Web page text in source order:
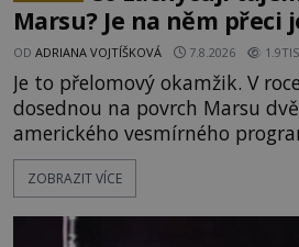
Marsu? Je na něm přeci
OD ADRIANA VOJTÍŠKOVÁ 7.8.2026 1.9TIS
Je to přelomový okamžik. V
dosednou na povrch Marsu
amerického vesmírného
jsou schopny pořídit fotografie
opředené rudé planety. Viking
zvané Cydonie totiž zachytí
ZOBRAZIT VÍCE